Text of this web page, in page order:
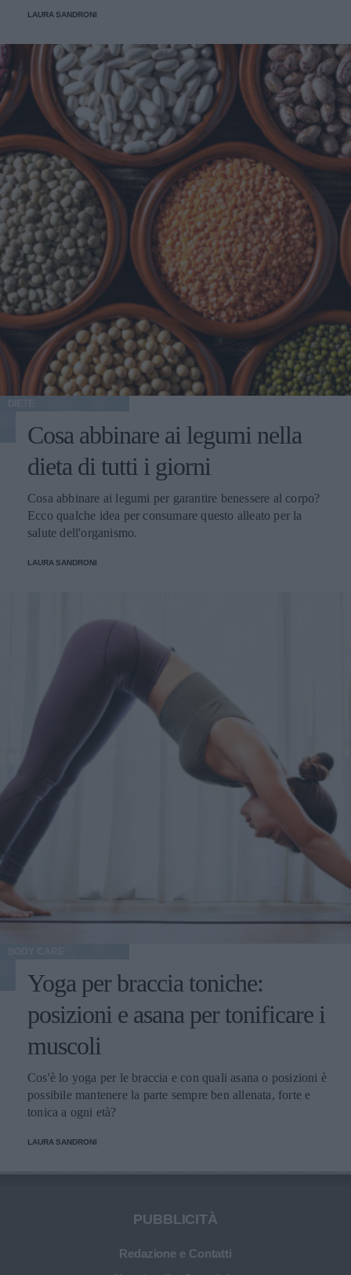
LAURA SANDRONI
Cosa abbinare ai legumi nella
dieta di tutti i giorni
Cosa abbinare ai legumi per garantire benessere al corpo?
Ecco qualche idea per consumare questo alleato per la
salute dell'organismo.
LAURA SANDRONI
Yoga per braccia toniche:
posizioni e asana per tonificare i
muscoli
Cos'è lo yoga per le braccia e con quali asana o posizioni è
possibile mantenere la parte sempre ben allenata, forte e
tonica a ogni età?
LAURA SANDRONI
PUBBLICITÀ
Redazione e Contatti